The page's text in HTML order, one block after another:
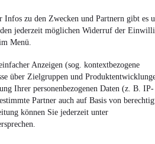
zu den Zwecken und Partnern gibt es
jederzeit möglichen Widerruf der
Menü.
Anzeigen (sog. kontextbezogene
über Zielgruppen und
Ihrer personenbezogenen Daten (z. B. IP-
Partner auch auf Basis von
können Sie jederzeit unter
by
auf mobile.de, dem Marktplatz für